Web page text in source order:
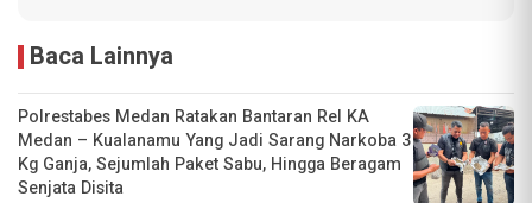
Baca Lainnya
Polrestabes Medan Ratakan Bantaran Rel KA
Medan – Kualanamu Yang Jadi Sarang Narkoba 3
Kg Ganja, Sejumlah Paket Sabu, Hingga Beragam
Senjata Disita